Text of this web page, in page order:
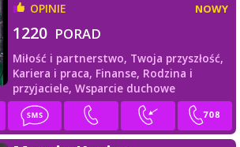
OPINIE NOWY
1220 PORAD
Miłość i partnerstwo, Twoja przyszłość,
Kariera i praca, Finanse, Rodzina i
przyjaciele, Wsparcie duchowe